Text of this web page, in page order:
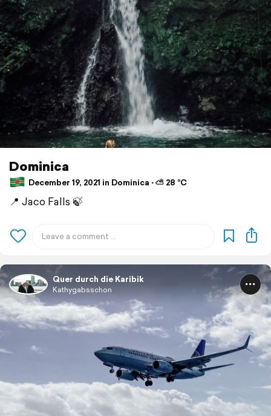
Dominica
December 19, 2021 in Dominica ⋅ ⛅ 28 °C
📍 Jaco Falls 🍃
Quer durch die Karibik
Kathygabsschon